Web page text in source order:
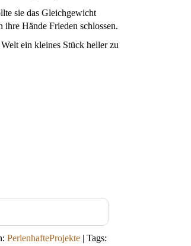
sie das Gleichgewicht
ihre Hände Frieden schlossen.
ein kleines Stück heller zu
PerlenhafteProjekte | Tags: